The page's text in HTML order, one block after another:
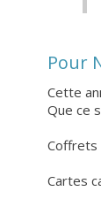
Pour
Cette
Que ce
Coffrets
Cartes